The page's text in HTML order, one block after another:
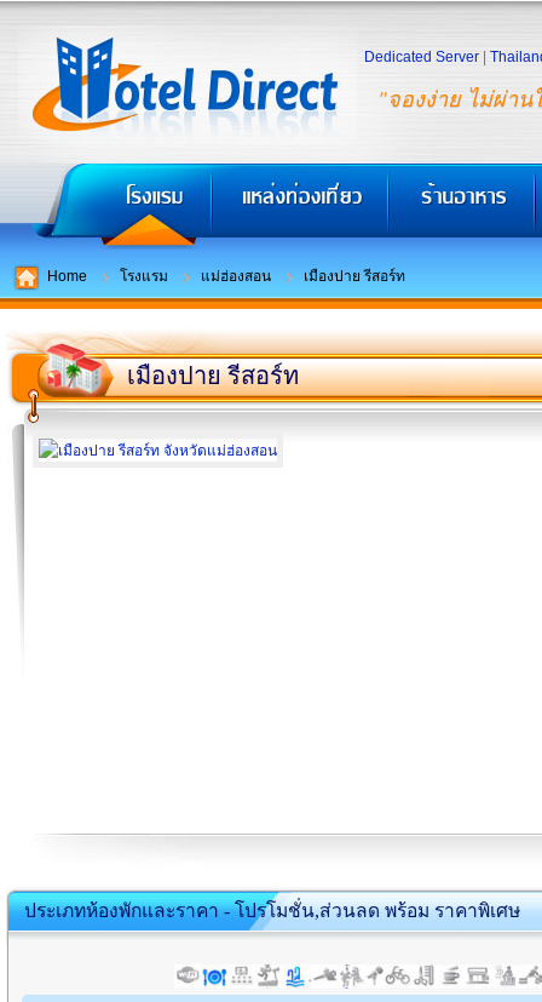
"จองง่าย ไม่ผ่าน
Dedicated Server
Home โรงแรม แม่ฮ่องสอน เมืองปาย รีสอร์ท
เมืองปาย รีสอร์ท
ประเภทห้องพักและราคา - โปรโมชั่น,ส่วนลด พร้อม ราคาพิเศษ